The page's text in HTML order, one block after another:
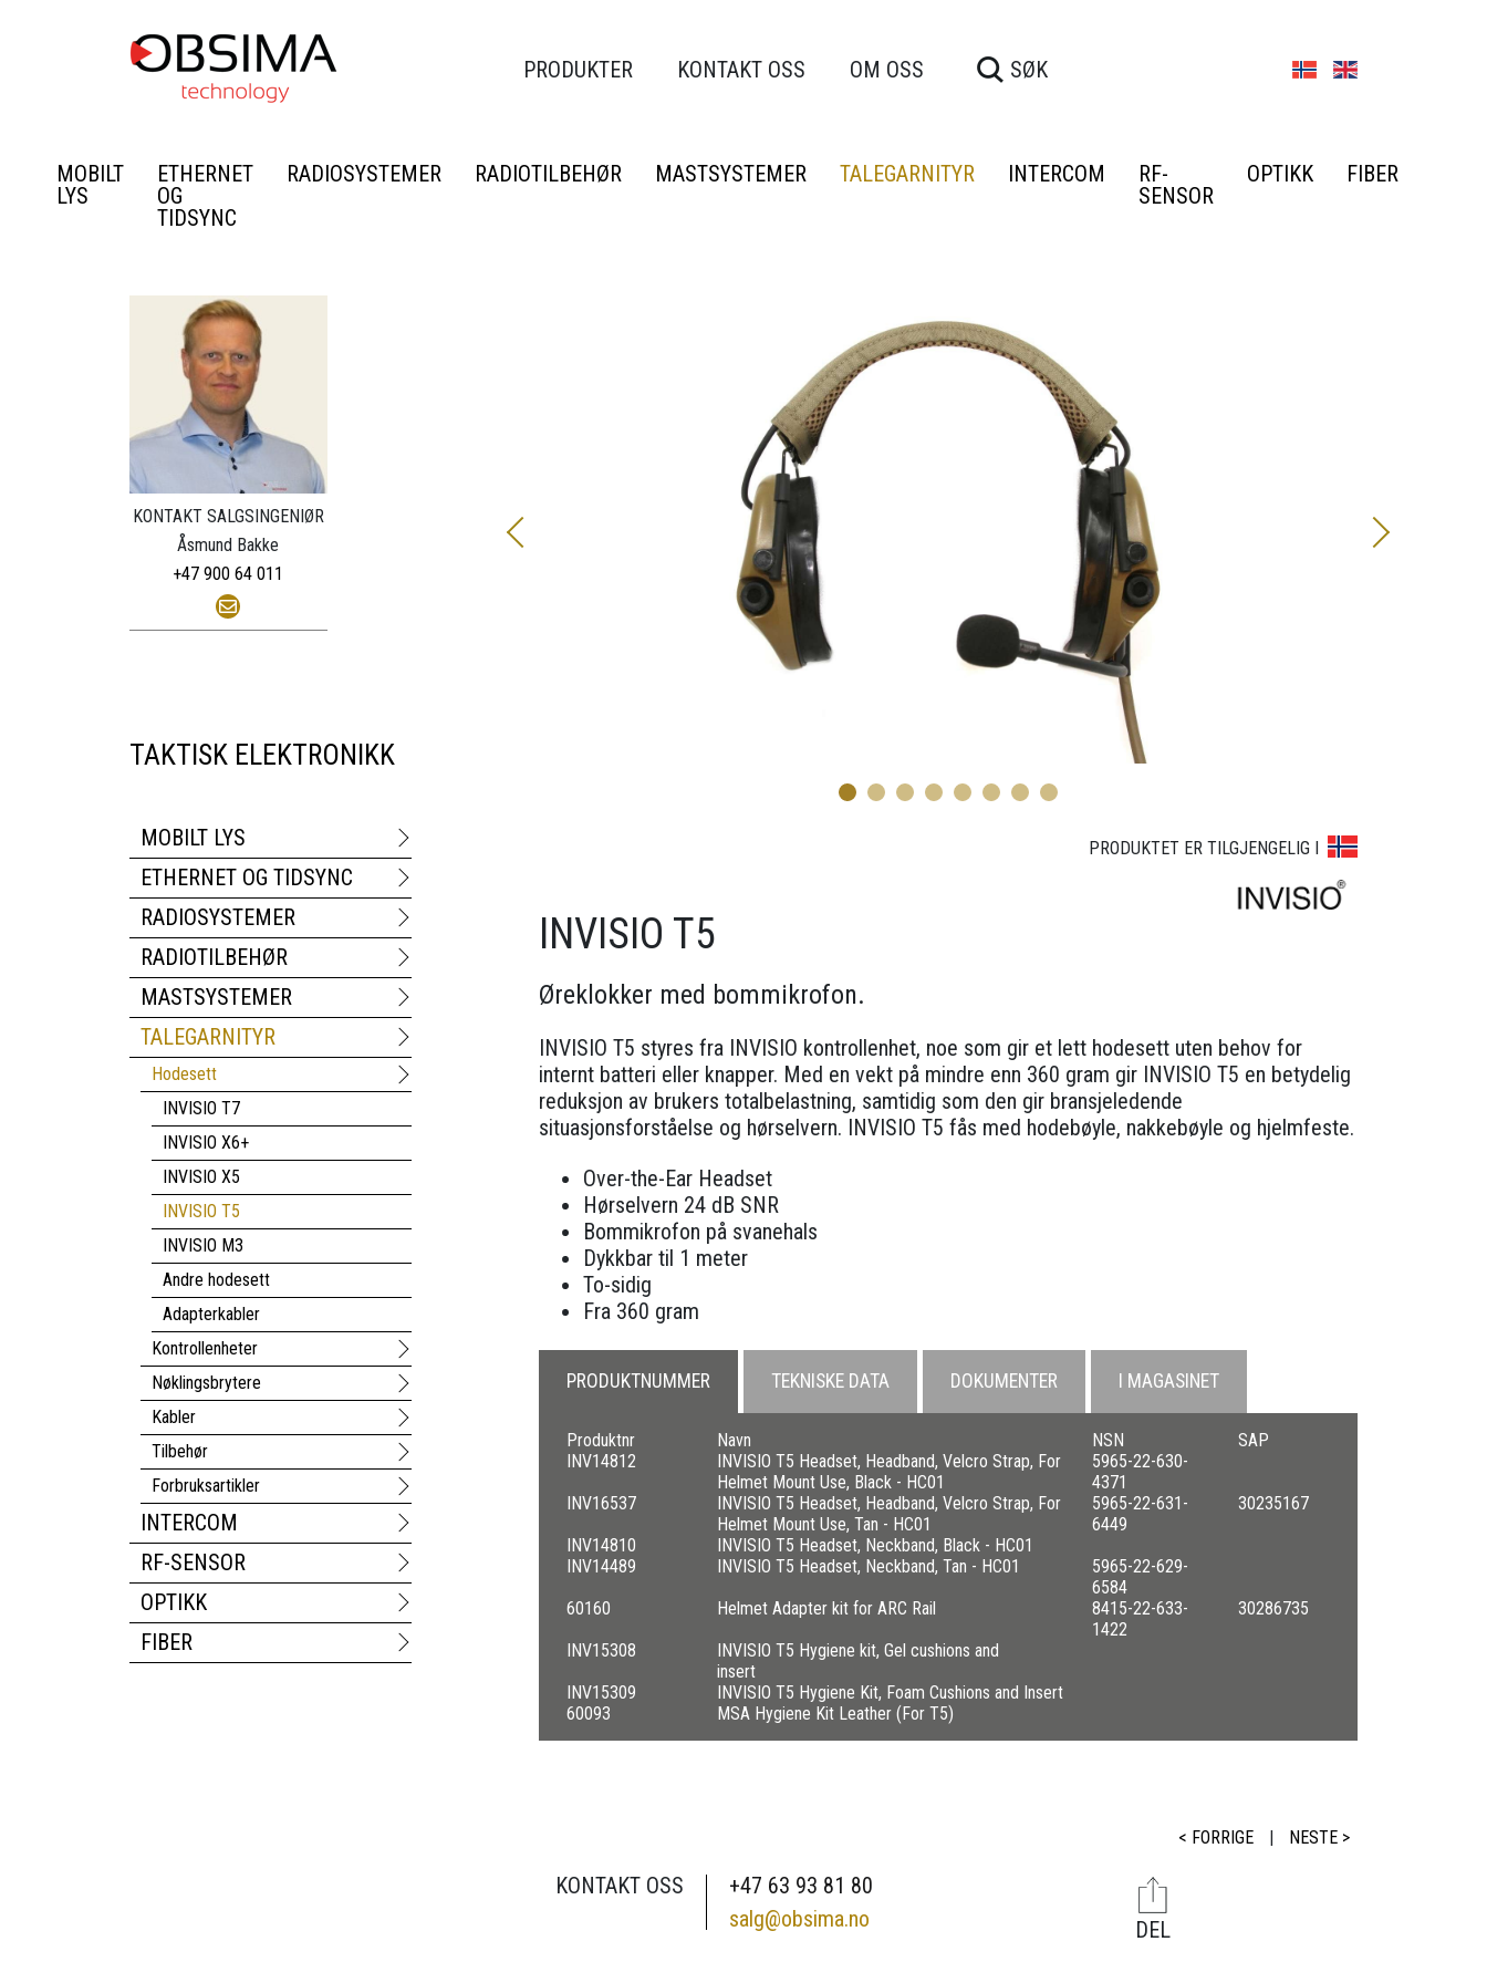
PRODUKTER KONTAKT OSS OM OSS
MOBILT
LYS
ETHERNET
OG
TIDSYNC
RADIOSYSTEMER RADIOTILBEHØR MASTSYSTEMER TALEGARNITYR INTERCOM
RF-
SENSOR
OPTIKK FIBER
KONTAKT SALGSINGENIØR
Åsmund Bakke
+47 900 64 011
TAKTISK ELEKTRONIKK
MOBILT LYS
ETHERNET OG TIDSYNC
RADIOSYSTEMER
RADIOTILBEHØR
MASTSYSTEMER
TALEGARNITYR
Hodesett
INVISIO T7
INVISIO X6+
INVISIO X5
INVISIO T5
INVISIO M3
Andre hodesett
Adapterkabler
Kontrollenheter
Nøklingsbrytere
Kabler
Tilbehør
Forbruksartikler
INTERCOM
RF-SENSOR
OPTIKK
FIBER
1 2 3 4
PRODUKTET ER TILGJENGELIG I
INVISIO T5
Øreklokker med bommikrofon.
INVISIO T5 styres fra INVISIO kontrollenhet, noe som gir et lett hodesett uten behov for
internt batteri eller knapper. Med en vekt på mindre enn 360 gram gir INVISIO T5 en betydelig
reduksjon av brukers totalbelastning, samtidig som den gir bransjeledende
situasjonsforståelse og hørselvern. INVISIO T5 fås med hodebøyle, nakkebøyle og hjelmfeste.
Over-the-Ear Headset
Hørselvern 24 dB SNR
Bommikrofon på svanehals
Dykkbar til 1 meter
To-sidig
Fra 360 gram
PRODUKTNUMMER TEKNISKE DATA DOKUMENTER I MAGASINET
Produktnr Navn NSN
SAP
INV14812
INVISIO T5 Headset, Headband, Velcro Strap, For
Helmet Mount Use, Black - HC01
5965-22-630-
4371
INV16537
INVISIO T5 Headset, Headband, Velcro Strap, For
Helmet Mount Use, Tan - HC01
5965-22-631-
6449
30235167
INV14810
INVISIO T5 Headset, Neckband, Black - HC01
INV14489
INVISIO T5 Headset, Neckband, Tan - HC01
5965-22-629-
6584
60160
Helmet Adapter kit for ARC Rail
8415-22-633-
1422
30286735
INV15308
INVISIO T5 Hygiene kit, Gel cushions and
insert
INV15309
INVISIO T5 Hygiene Kit, Foam Cushions and Insert
60093
MSA Hygiene Kit Leather (For T5)
< FORRIGE | NESTE >
KONTAKT OSS
+47 63 93 81 80
salg@obsima.no
DEL